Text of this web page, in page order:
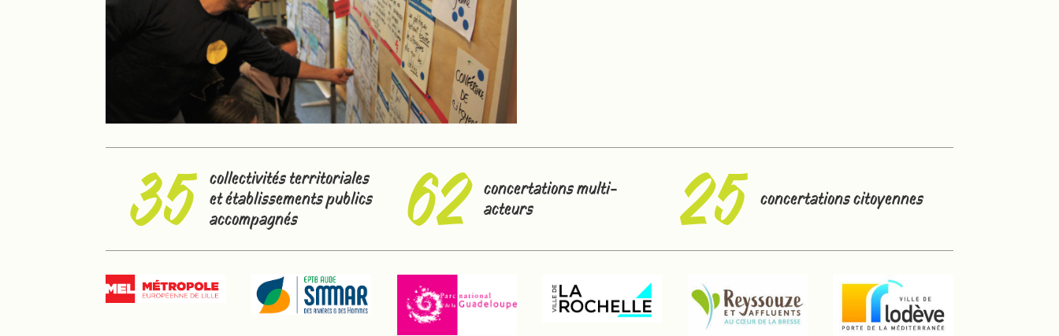
35
collectivités territoriales
et établissements publics
accompagnés
62
concertations multi-
acteurs
25 concertations citoyennes